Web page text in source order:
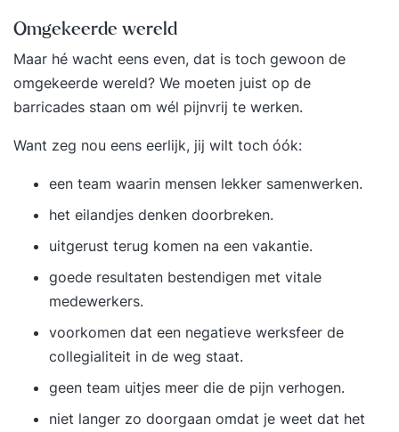
namelijk dat je blijvend tevreden bent met de
vraag die nog niet is beantwoord? Vraag dan de
gratis brochure aan. Zo kunnen we contact met je
opnemen en je verder helpen. Hopelijk tot snel!
Omgekeerde wereld
Maar hé wacht eens even, dat is toch gewoon de
omgekeerde wereld? We moeten juist op de
barricades staan om wél pijnvrij te werken.
Want zeg nou eens eerlijk, jij wilt toch óók:
een team waarin mensen lekker samenwerken.
het eilandjes denken doorbreken.
uitgerust terug komen na een vakantie.
goede resultaten bestendigen met vitale
medewerkers.
voorkomen dat een negatieve werksfeer de
collegialiteit in de weg staat.
geen team uitjes meer die de pijn verhogen.
niet langer zo doorgaan omdat je weet dat het